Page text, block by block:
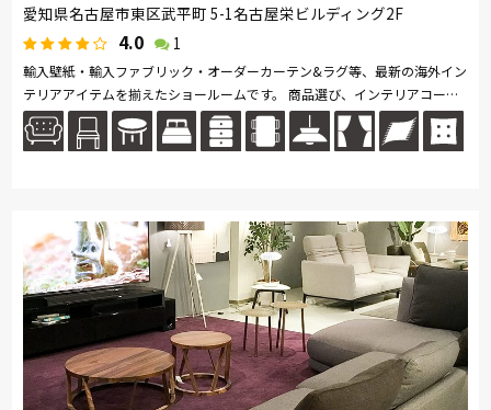
愛知県名古屋市東区武平町 5-1名古屋栄ビルディング2F
4.0 1
輸入壁紙・輸入ファブリック・オーダーカーテン&ラグ等、最新の海外イン
テリアアイテムを揃えたショールームです。 商品選び、インテリアコーデ
ィネート、リフォーム・リノベーションまでトータルでサポート致しま...続
きを読む